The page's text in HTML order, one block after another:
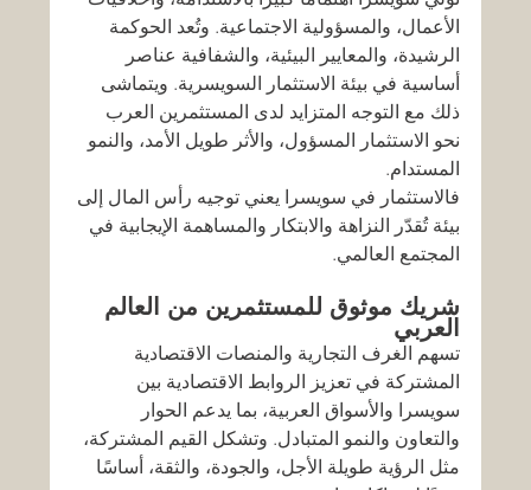
الأعمال، والمسؤولية الاجتماعية. وتُعد الحوكمة
الرشيدة، والمعايير البيئية، والشفافية عناصر
أساسية في بيئة الاستثمار السويسرية. ويتماشى
ذلك مع التوجه المتزايد لدى المستثمرين العرب
نحو الاستثمار المسؤول، والأثر طويل الأمد، والنمو
المستدام.
فالاستثمار في سويسرا يعني توجيه رأس المال إلى
بيئة تُقدّر النزاهة والابتكار والمساهمة الإيجابية في
المجتمع العالمي.
شريك موثوق للمستثمرين من العالم
العربي
تسهم الغرف التجارية والمنصات الاقتصادية
المشتركة في تعزيز الروابط الاقتصادية بين
سويسرا والأسواق العربية، بما يدعم الحوار
والتعاون والنمو المتبادل. وتشكل القيم المشتركة،
مثل الرؤية طويلة الأجل، والجودة، والثقة، أساسًا